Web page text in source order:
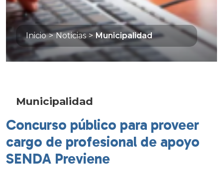
Inicio > Noticias > Municipalidad
Municipalidad
Concurso público para proveer
cargo de profesional de apoyo
SENDA Previene